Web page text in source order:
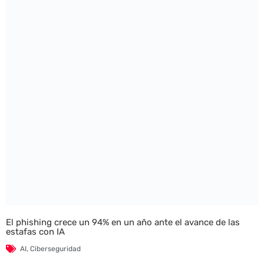
El phishing crece un 94% en un año ante el avance de las
estafas con IA
AI, Ciberseguridad